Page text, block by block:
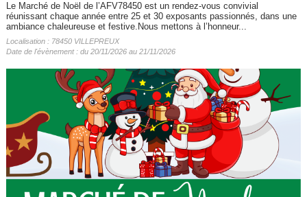
Le Marché de Noël de l’AFV78450 est un rendez-vous convivial
réunissant chaque année entre 25 et 30 exposants passionnés, dans une
ambiance chaleureuse et festive.Nous mettons à l’honneur...
Localisation : 78450 VILLEPREUX
Date de l'évènement : du 20/11/2026 au 21/11/2026